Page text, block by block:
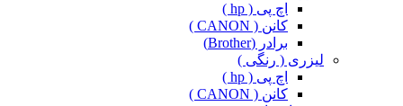
اچ پی ( hp )
کانن ( CANON )
برادر (Brother)
لیزری ( رنگی )
اچ پی ( hp )
کانن ( CANON )